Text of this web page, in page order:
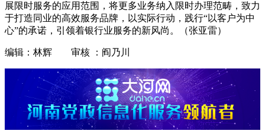
展限时服务的应用范围，将更多业务纳入限时办理范畴，致力
于打造同业的高效服务品牌，以实际行动，践行“以客户为中
心”的承诺，引领着银行业服务的新风尚。（张亚雷）
编辑：林辉 审核 ：阎乃川